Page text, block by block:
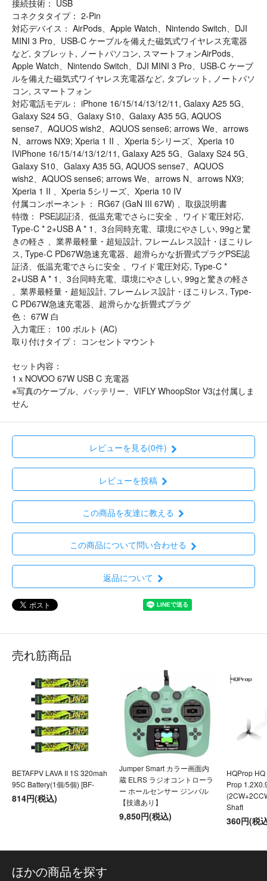
接続技術： USB
コネクタタイプ： 2-Pin
対応デバイス： AirPods、Apple Watch、Nintendo Switch、DJI
MINI 3 Pro、USB-C ケーブルを備えた磁気式ワイヤレス充電器
など, タブレット, ノートパソコン, スマートフォンAirPods、
Apple Watch、Nintendo Switch、DJI MINI 3 Pro、USB-C ケーブ
ルを備えた磁気式ワイヤレス充電器など, タブレット, ノートパソ
コン, スマートフォン
対応電話モデル： iPhone 16/15/14/13/12/11, Galaxy A25 5G、
Galaxy S24 5G、Galaxy S10、Galaxy A35 5G, AQUOS
sense7、AQUOS wish2、AQUOS sense6; arrows We、arrows
N、arrows NX9; Xperia 1 II 、Xperia 5シリーズ、Xperia 10
IViPhone 16/15/14/13/12/11, Galaxy A25 5G、Galaxy S24 5G、
Galaxy S10、Galaxy A35 5G, AQUOS sense7、AQUOS
wish2、AQUOS sense6; arrows We、arrows N、arrows NX9;
Xperia 1 II 、Xperia 5シリーズ、Xperia 10 IV
付属コンポーネント： RG67 (GaN III 67W) 、取扱説明書
特徴： PSE認証済、低温充電でさらに安全 、ワイド電圧対応,
Type-C * 2+USB A * 1、3台同時充電、環境にやさしい, 99gと驚
きの軽さ 、業界最軽量・超短設計, フレームレス設計・ほこりレ
ス, Type-C PD67W急速充電器、超滑らかな折畳式プラグPSE認
証済、低温充電でさらに安全 、ワイド電圧対応, Type-C *
2+USB A * 1、3台同時充電、環境にやさしい, 99gと驚きの軽さ
、業界最軽量・超短設計, フレームレス設計・ほこりレス, Type-
C PD67W急速充電器、超滑らかな折畳式プラグ
色： 67W 白
入力電圧： 100 ボルト (AC)
取り付けタイプ： コンセントマウント
セット内容：
1ｘNOVOO 67W USB C 充電器
※写真のケーブル、バッテリー、VIFLY WhoopStor V3は付属しま
せん
レビューを見る(0件)
レビューを投稿
この商品を友達に教える
この商品について問い合わせる
返品について
売れ筋商品
BETAFPV LAVA II 1S 320mah
95C Battery(1個/5個) [BF-
814円(税込)
Jumper Smart カラー画面内
蔵 ELRS ラジオコントローラ
ー ホールセンサー ジンバル
【技適あり】
9,850円(税込)
HQProp
Prop
Shaft
360円(税
ほかの商品を探す